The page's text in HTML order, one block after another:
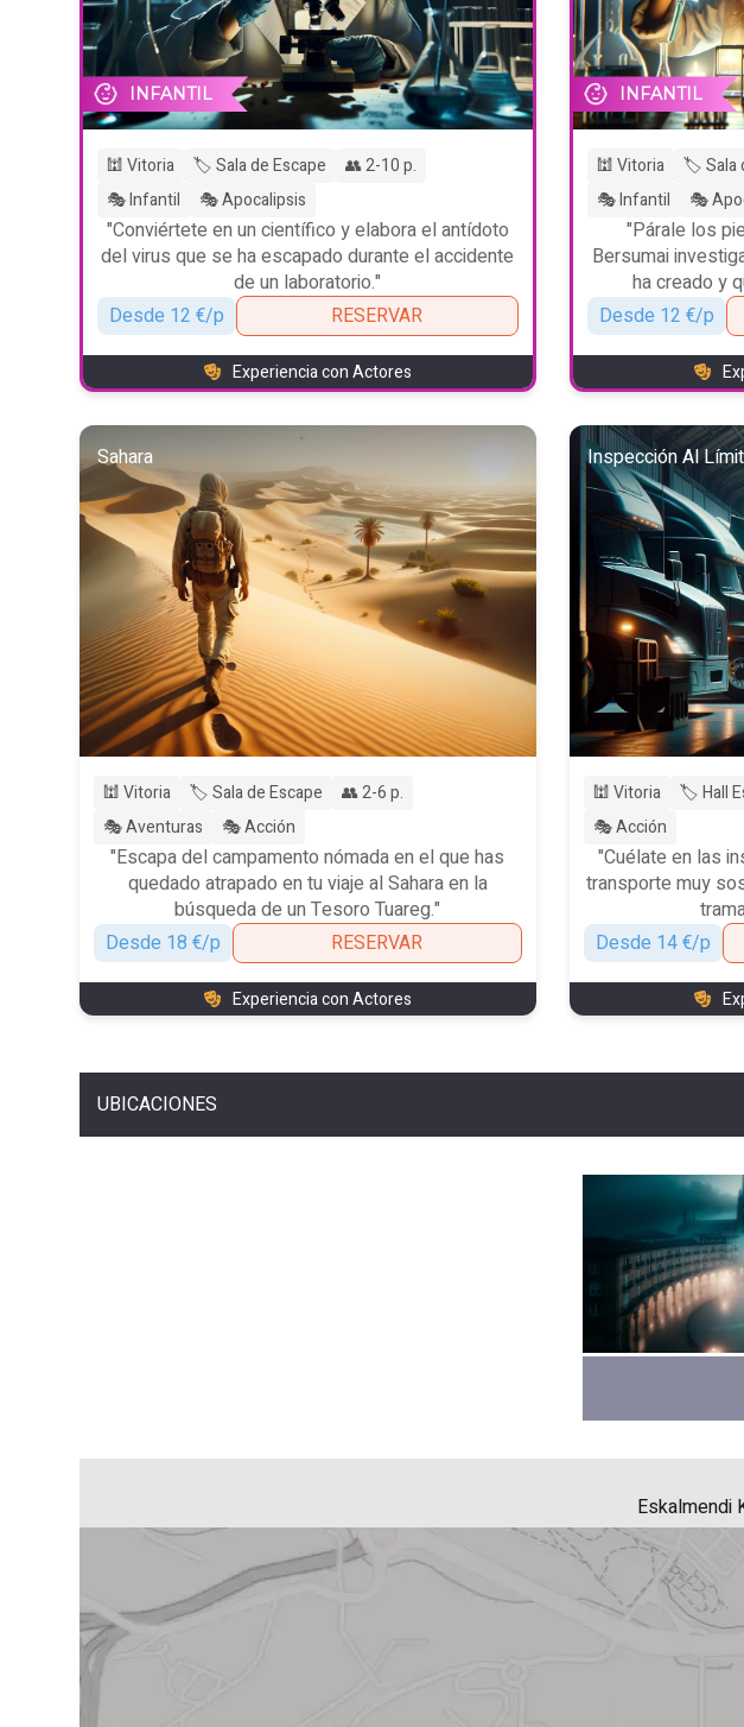
INFANTIL
🕍 Vitoria 🏷️ Sala de Escape
👥 2-10 p.
🎭 Infantil
🎭 Apocalipsis
"Conviértete en un científico y elabora el antídoto
del virus que se ha escapado durante el accidente
de un laboratorio."
Desde 12 €/p
RESERVAR
Experiencia con Actores
INFANTIL
🕍 Vitoria 🏷️ Sala
🎭 Infantil
🎭
"Párale los
Bersumai
ha creado y
Desde 12 €/p
Sahara
🕍 Vitoria 🏷️ Sala de Escape
👥 2-6 p.
🎭 Aventuras
🎭 Acción
"Escapa del campamento nómada en el que has
quedado atrapado en tu viaje al Sahara en la
búsqueda de un Tesoro Tuareg."
Desde 18 €/p
RESERVAR
Experiencia con Actores
Inspección Al
🕍 Vitoria 🏷️ Hall
🎭 Acción
"Cuélate en las
transporte muy
Desde 14 €/p
UBICACIONES
Eskalmendi